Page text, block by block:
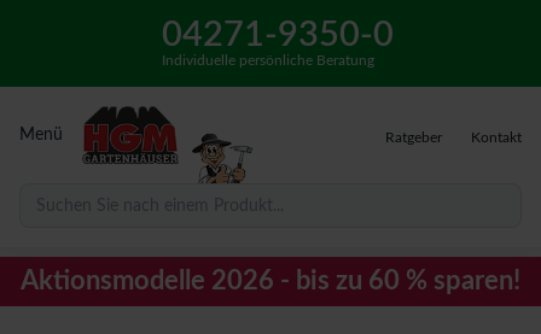
04271-9350-0
Individuelle persönliche Beratung
Menü Ratgeber Kontakt
Suchen Sie nach einem Produkt...
Aktionsmodelle 2026 - bis zu 60 % sparen!